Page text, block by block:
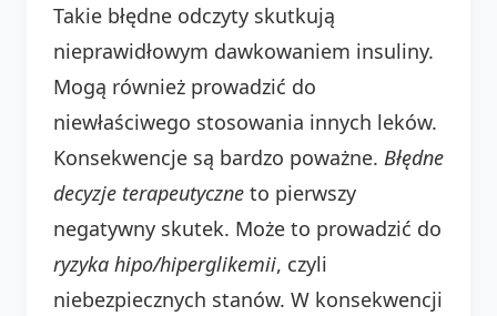
Takie błędne odczyty skutkują
nieprawidłowym dawkowaniem insuliny.
Mogą również prowadzić do
niewłaściwego stosowania innych leków.
Konsekwencje są bardzo poważne. Błędne
decyzje terapeutyczne to pierwszy
negatywny skutek. Może to prowadzić do
ryzyka hipo/hiperglikemii, czyli
niebezpiecznych stanów. W konsekwencji